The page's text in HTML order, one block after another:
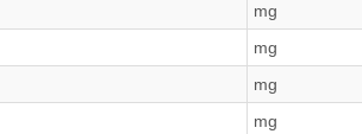
mg
mg
mg
mg